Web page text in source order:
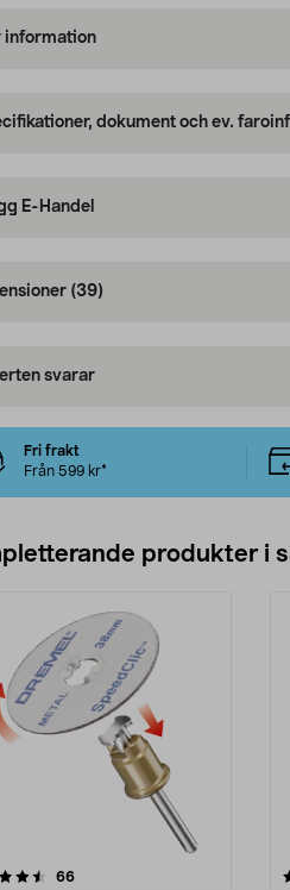
information
dokument och ev.
E-Handel
(39)
svarar
Fri frakt
Från 599 kr*
produkter i
66recensioner
4.5av 5 stjärnor